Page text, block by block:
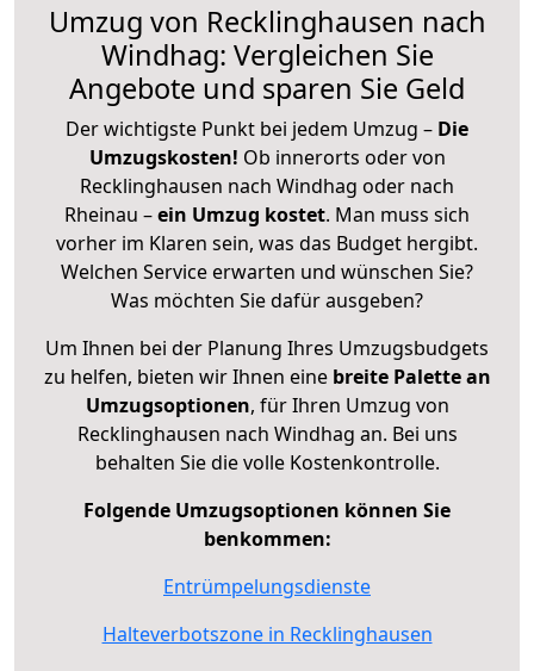
Umzug von Recklinghausen nach
Windhag: Vergleichen Sie
Angebote und sparen Sie Geld
Der wichtigste Punkt bei jedem Umzug – Die
Umzugskosten! Ob innerorts oder von
Recklinghausen nach Windhag oder nach
Rheinau –ein Umzug kostet. Man muss sich
vorher im Klaren sein, was das Budget hergibt.
Welchen Service erwarten und wünschen Sie?
Was möchten Sie dafür ausgeben?
Um Ihnen bei der Planung Ihres Umzugsbudgets
zu helfen, bieten wir Ihnen eine breite Palette an
Umzugsoptionen, für Ihren Umzug von
Recklinghausen nach Windhag an. Bei uns
behalten Sie die volle Kostenkontrolle.
Folgende Umzugsoptionen können Sie
benkommen:
Entrümpelungsdienste
Halteverbotszone in Recklinghausen